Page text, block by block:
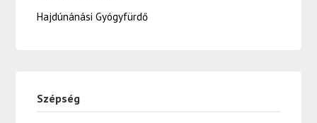
Hajdúnánási Gyógyfürdő
Szépség